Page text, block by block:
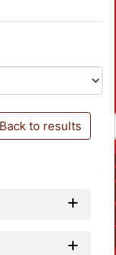
to results